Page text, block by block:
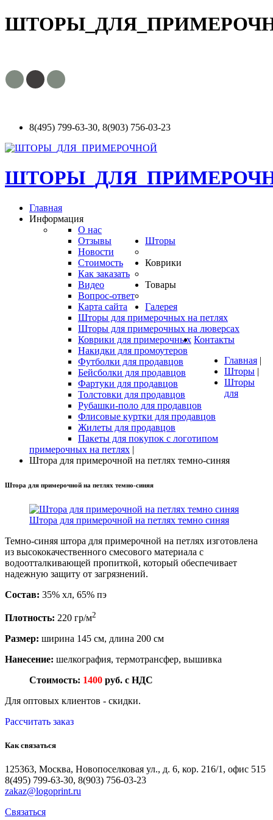
8(495) 799-63-30, 8(903) 756-03-23
Главная
Информация
О нас
Отзывы
Новости
Стоимость
Как заказать
Видео
Вопрос-ответ
Карта сайта
Шторы
Шторы для примерочных на петлях
Шторы для примерочных на люверсах
Коврики
Коврики для примерочных
Товары
Накидки для промоутеров
Футболки для продавцов
Бейсболки для продавцов
Фартуки для продавцов
Толстовки для продавцов
Рубашки-поло для продавцов
Флисовые куртки для продавцов
Жилеты для продавцов
Пакеты для покупок с логотипом
Галерея
Контакты
Главная |
Шторы |
Шторы
для
примерочных на петлях |
Штора для примерочной на петлях темно-синяя
Штора для примерочной на петлях темно-синяя
Штора для примерочной на петлях темно синяя
Темно-синяя штора для примерочной на петлях изготовлена
из высококачественного смесового материала с
водоотталкивающей пропиткой, который обеспечивает
надежную защиту от загрязнений.
Состав: 35% хл, 65% пэ
Плотность: 220 гр/м2
Размер: ширина 145 см, длина 200 см
Нанесение: шелкография, термотрансфер, вышивка
Стоимость: 1400 руб. с НДС
Для оптовых клиентов - скидки.
Рассчитать заказ
Как связаться
125363, Москва, Новопоселковая ул., д. 6, кор. 216/1, офис 515
8(495) 799-63-30, 8(903) 756-03-23
zakaz@logoprint.ru
Связаться